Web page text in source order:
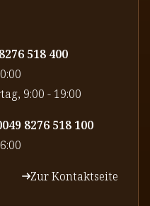
518 400
9:00 - 19:00
8276 518 100
Zur Kontaktseite